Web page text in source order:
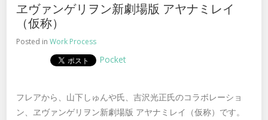
ヱヴァンゲリヲン新劇場版 アヤナミレイ
（仮称）
Posted inWork Process
Pocket
フレアから、山下しゅんや氏、吉沢光正氏のコラボレーショ
ン、ヱヴァンゲリヲン新劇場版 アヤナミレイ（仮称）です。